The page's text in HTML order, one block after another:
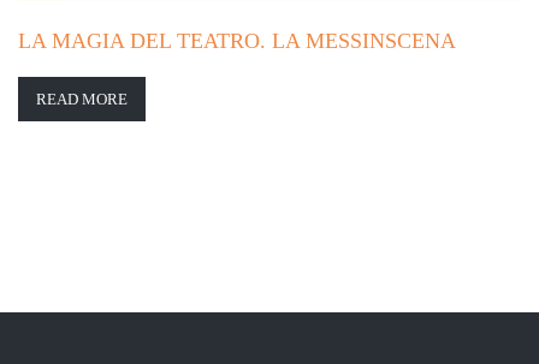
LA MAGIA DEL TEATRO. LA MESSINSCENA
READ MORE